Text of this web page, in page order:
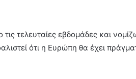
τελευταίες εβδομάδες και
ότι η Ευρώπη θα έχει